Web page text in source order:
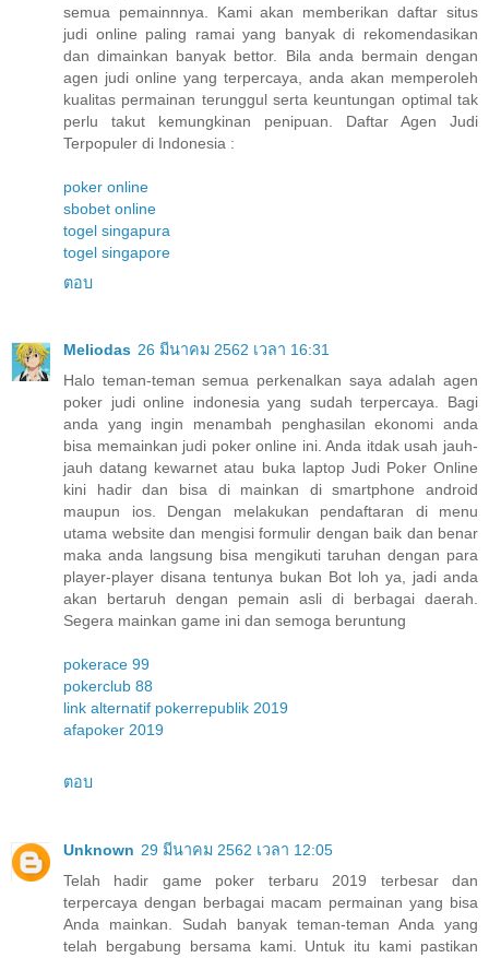
semua pemainnnya. Kami akan memberikan daftar situs
judi online paling ramai yang banyak di rekomendasikan
dan dimainkan banyak bettor. Bila anda bermain dengan
agen judi online yang terpercaya, anda akan memperoleh
kualitas permainan terunggul serta keuntungan optimal tak
perlu takut kemungkinan penipuan. Daftar Agen Judi
Terpopuler di Indonesia :
poker online
sbobet online
togel singapura
togel singapore
ตอบ
Meliodas 26 มีนาคม 2562 เวลา 16:31
Halo teman-teman semua perkenalkan saya adalah agen
poker judi online indonesia yang sudah terpercaya. Bagi
anda yang ingin menambah penghasilan ekonomi anda
bisa memainkan judi poker online ini. Anda itdak usah jauh-
jauh datang kewarnet atau buka laptop Judi Poker Online
kini hadir dan bisa di mainkan di smartphone android
maupun ios. Dengan melakukan pendaftaran di menu
utama website dan mengisi formulir dengan baik dan benar
maka anda langsung bisa mengikuti taruhan dengan para
player-player disana tentunya bukan Bot loh ya, jadi anda
akan bertaruh dengan pemain asli di berbagai daerah.
Segera mainkan game ini dan semoga beruntung
pokerace 99
pokerclub 88
link alternatif pokerrepublik 2019
afapoker 2019
ตอบ
Unknown 29 มีนาคม 2562 เวลา 12:05
Telah hadir game poker terbaru 2019 terbesar dan
terpercaya dengan berbagai macam permainan yang bisa
Anda mainkan. Sudah banyak teman-teman Anda yang
telah bergabung bersama kami. Untuk itu kami pastikan